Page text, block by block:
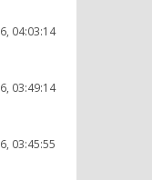
04:03:14
03:49:14
03:45:55